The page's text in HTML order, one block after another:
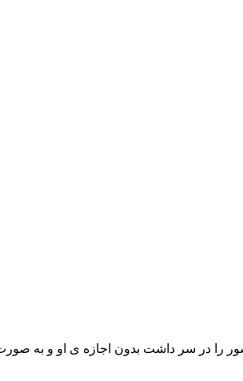
را در سر داشت بدون اجازه ی او و به صورت